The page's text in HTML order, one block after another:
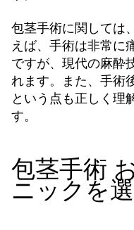
包茎手術に関しては
えば、手術は非常に
ですが、現代の麻酔
れます。また、手術
という点も正しく理
す。
包茎手術
ニックを